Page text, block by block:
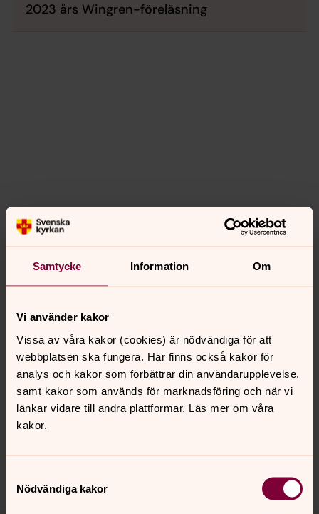
Samtycke Information Om
Vi använder kakor
Vissa av våra kakor (cookies) är nödvändiga för att
webbplatsen ska fungera. Här finns också kakor för
analys och kakor som förbättrar din användarupplevelse,
samt kakor som används för marknadsföring och när vi
länkar vidare till andra plattformar. Läs mer om våra
kakor.
Nödvändiga kakor
2023 års Wingren-föreläsning
Senast ändrad 12 juni 2026
Synpunkter eller frågor på sidans
innehåll?
linkopingsstift@svenskakyrkan.se